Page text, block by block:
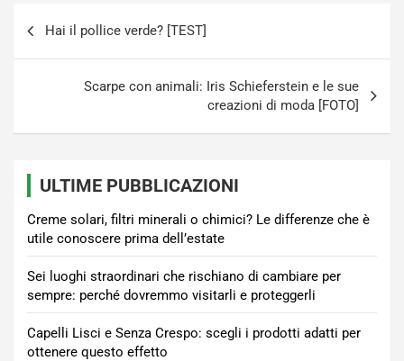
Hai il pollice verde? [TEST]
Scarpe con animali: Iris Schieferstein e le sue
creazioni di moda [FOTO]
ULTIME PUBBLICAZIONI
Creme solari, filtri minerali o chimici? Le differenze che è
utile conoscere prima dell’estate
Sei luoghi straordinari che rischiano di cambiare per
sempre: perché dovremmo visitarli e proteggerli
Capelli Lisci e Senza Crespo: scegli i prodotti adatti per
ottenere questo effetto